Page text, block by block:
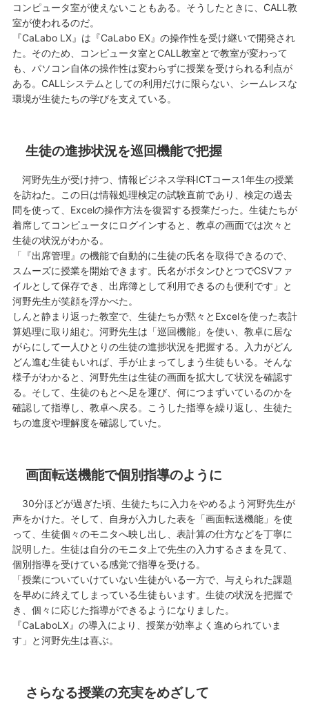
コンピュータ室が使えないこともある。そうしたときに、CALL教
室が使われるのだ。
『CaLabo LX』は『CaLabo EX』の操作性を受け継いで開発され
た。そのため、コンピュータ室とCALL教室とで教室が変わって
も、パソコン自体の操作性は変わらずに授業を受けられる利点が
ある。CALLシステムとしての利用だけに限らない、シームレスな
環境が生徒たちの学びを支えている。
生徒の進捗状況を巡回機能で把握
河野先生が受け持つ、情報ビジネス学科ICTコース1年生の授業
を訪ねた。この日は情報処理検定の試験直前であり、検定の過去
問を使って、Excelの操作方法を復習する授業だった。生徒たちが
着席してコンピュータにログインすると、教卓の画面では次々と
生徒の状況がわかる。
「『出席管理』の機能で自動的に生徒の氏名を取得できるので、
スムーズに授業を開始できます。氏名がボタンひとつでCSVファ
イルとして保存でき、出席簿として利用できるのも便利です」と
河野先生が笑顔を浮かべた。
しんと静まり返った教室で、生徒たちが黙々とExcelを使った表計
算処理に取り組む。河野先生は「巡回機能」を使い、教卓に居な
がらにして一人ひとりの生徒の進捗状況を把握する。入力がどん
どん進む生徒もいれば、手が止まってしまう生徒もいる。そんな
様子がわかると、河野先生は生徒の画面を拡大して状況を確認す
る。そして、生徒のもとへ足を運び、何につまずいているのかを
確認して指導し、教卓へ戻る。こうした指導を繰り返し、生徒た
ちの進度や理解度を確認していた。
画面転送機能で個別指導のように
30分ほどが過ぎた頃、生徒たちに入力をやめるよう河野先生が
声をかけた。そして、自身が入力した表を「画面転送機能」を使
って、生徒個々のモニタへ映し出し、表計算の仕方などを丁寧に
説明した。生徒は自分のモニタ上で先生の入力するさまを見て、
個別指導を受けている感覚で指導を受ける。
「授業についていけていない生徒がいる一方で、与えられた課題
を早めに終えてしまっている生徒もいます。生徒の状況を把握で
き、個々に応じた指導ができるようになりました。
『CaLaboLX』の導入により、授業が効率よく進められていま
す」と河野先生は喜ぶ。
さらなる授業の充実をめざして